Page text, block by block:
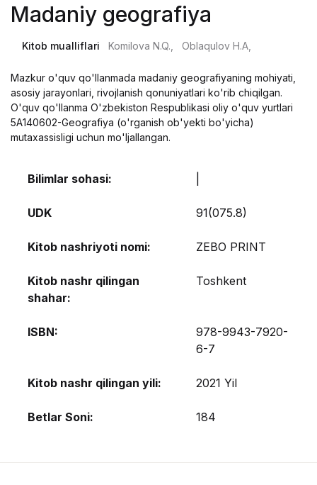
Madaniy geografiya
Kitob mualliflari Komilova N.Q., Oblaqulov H.A,
Mazkur o'quv qo'llanmada madaniy geografiyaning mohiyati,
asosiy jarayonlari, rivojlanish qonuniyatlari ko'rib chiqilgan.
O'quv qo'llanma O'zbekiston Respublikasi oliy o'quv yurtlari
5A140602-Geografiya (o'rganish ob'yekti bo'yicha)
mutaxassisligi uchun mo'ljallangan.
Bilimlar sohasi:
UDK 91(075.8)
Kitob nashriyoti nomi: ZEBO PRINT
Kitob nashr qilingan
shahar:
Toshkent
ISBN:
978-9943-7920-
6-7
Kitob nashr qilingan yili: 2021 Yil
Betlar Soni: 184